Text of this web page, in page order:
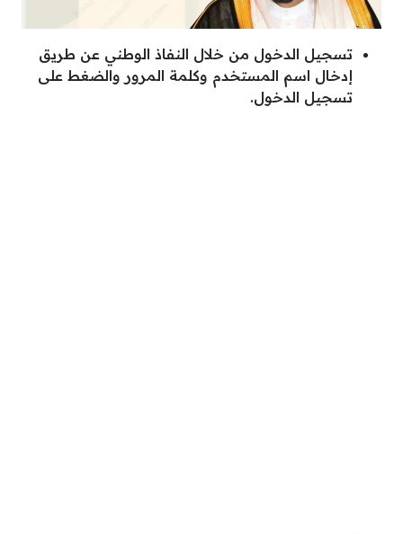
تسجيل الدخول من خلال النفاذ الوطني عن طريق
إدخال اسم المستخدم وكلمة المرور والضغط على
تسجيل الدخول.